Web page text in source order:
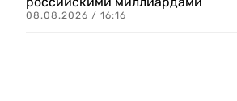
08.08.2026 / 16:16